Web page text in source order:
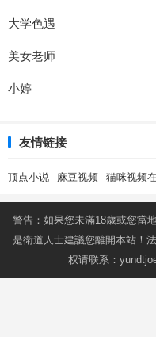
大学色遇
美女老师
小婷
友情链接
顶点小说 麻豆视频 猫咪视频
警告：如果您未滿18歲或您當
是衛道人士建議您離開本站！
权请联系：